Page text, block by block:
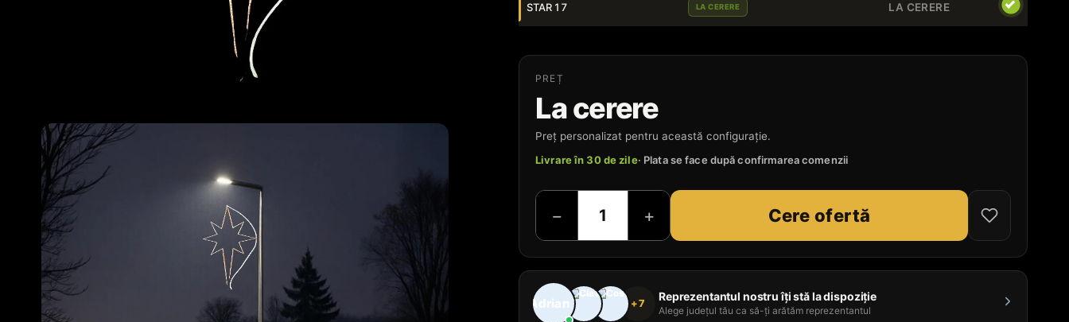
STAR 17 LA CERERE LA CERERE
PREȚ
La cerere
Preț personalizat pentru această configurație.
Livrare în 30 de zile· Plata se face după confirmarea comenzii
− + Cere ofertă
+7
Reprezentantul nostru îți stă la dispoziție
Alege județul tău ca să-ți arătăm reprezentantul